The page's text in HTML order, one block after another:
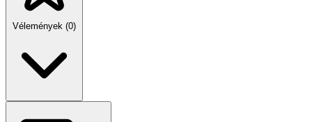
Vélemények (0)